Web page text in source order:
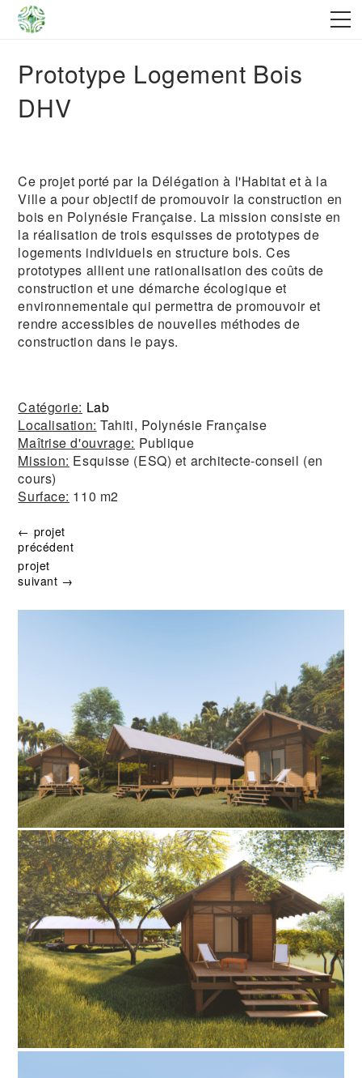
Prototype Logement Bois
DHV
Ce projet porté par la Délégation à l'Habitat et à la
Ville a pour objectif de promouvoir la construction en
bois en Polynésie Française. La mission consiste en
la réalisation de trois esquisses de prototypes de
logements individuels en structure bois. Ces
prototypes allient une rationalisation des coûts de
construction et une démarche écologique et
environnementale qui permettra de promouvoir et
rendre accessibles de nouvelles méthodes de
construction dans le pays.
Catégorie: Lab
Localisation: Tahiti, Polynésie Française
Maîtrise d'ouvrage: Publique
Mission: Esquisse (ESQ) et architecte-conseil (en
cours)
Surface: 110 m2
← projet
précédent
projet
suivant →